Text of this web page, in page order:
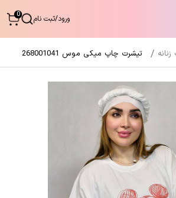
ورود/ثبت نام 0
تیشرت چاپ میکی موس 268001041